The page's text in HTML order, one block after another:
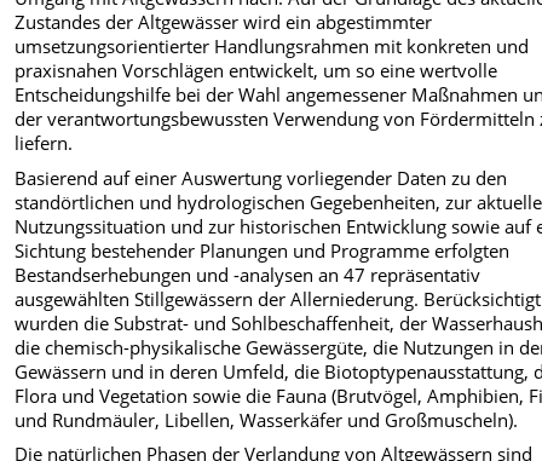
Zustandes der Altgewässer wird ein abgestimmter
umsetzungsorientierter Handlungsrahmen mit konkreten und
praxisnahen Vorschlägen entwickelt, um so eine wertvolle
Entscheidungshilfe bei der Wahl angemessener Maßnahmen
der verantwortungsbewussten Verwendung von Fördermitteln
liefern.
Basierend auf einer Auswertung vorliegender Daten zu den
standörtlichen und hydrologischen Gegebenheiten, zur
Nutzungssituation und zur historischen Entwicklung sowie auf
Sichtung bestehender Planungen und Programme erfolgten
Bestandserhebungen und -analysen an 47 repräsentativ
ausgewählten Stillgewässern der Allerniederung. Berücksichtigt
wurden die Substrat- und Sohlbeschaffenheit, der
die chemisch-physikalische Gewässergüte, die Nutzungen in
Gewässern und in deren Umfeld, die Biotoptypenausstattung,
Flora und Vegetation sowie die Fauna (Brutvögel, Amphibien,
und Rundmäuler, Libellen, Wasserkäfer und Großmuscheln).
Die natürlichen Phasen der Verlandung von Altgewässern sind